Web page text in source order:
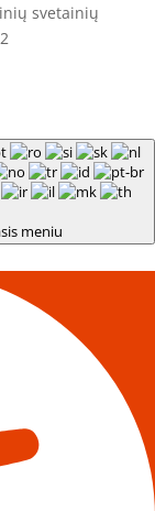
svetainių